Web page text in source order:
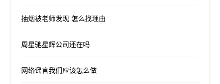
抽烟被老师发现 怎么找理由
周星驰星辉公司还在吗
网络谣言我们应该怎么做